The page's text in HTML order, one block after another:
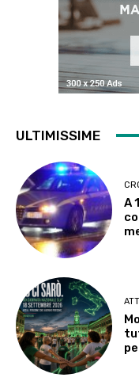
ULTIMISSIME
A